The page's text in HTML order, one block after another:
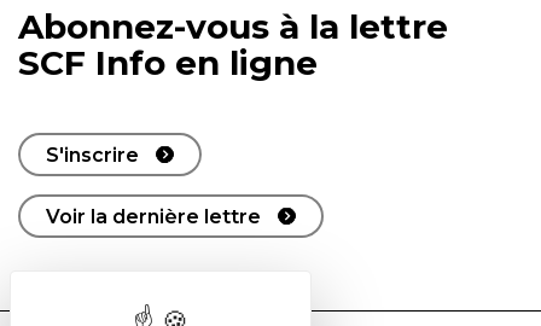
Abonnez-vous à la lettre
SCF Info en ligne
S'inscrire
Voir la dernière lettre